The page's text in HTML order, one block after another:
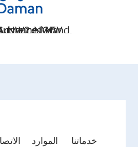
NW2, NW5,Grand,
NW
الموارد
خدماتنا